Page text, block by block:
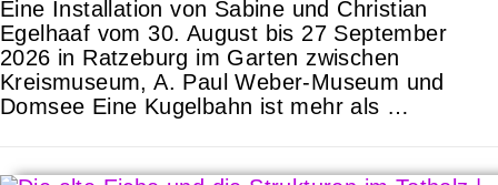
Eine Installation von Sabine und Christian
Egelhaaf vom 30. August bis 27 September
2026 in Ratzeburg im Garten zwischen
Kreismuseum, A. Paul Weber-Museum und
Domsee Eine Kugelbahn ist mehr als …